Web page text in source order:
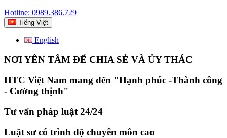
Hotline: 0989.386.729
Tiếng Việt
English
NƠI YÊN TÂM ĐỂ CHIA SẺ VÀ ỦY THÁC
HTC Việt Nam mang đến "Hạnh phúc -Thành công
- Cường thịnh"
Tư vấn pháp luật 24/24
Luật sư có trình độ chuyên môn cao